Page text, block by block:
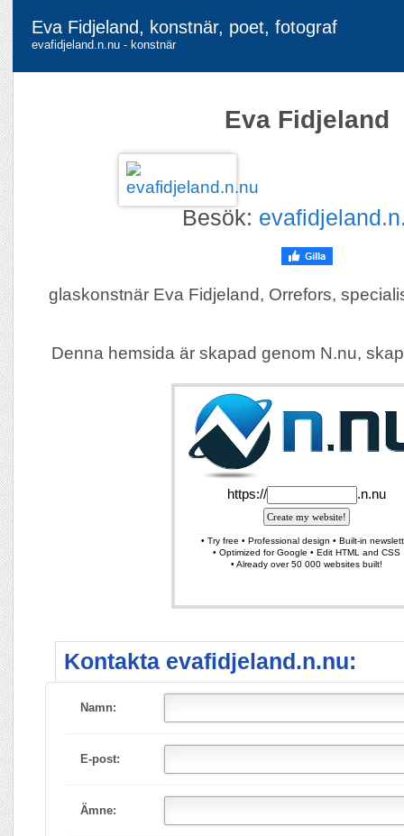
Eva Fidjeland, konstnär, poet, fotograf
evafidjeland.n.nu - konstnär
Eva Fidjeland
Besök:
glaskonstnär Eva Fidjeland, Orrefors,
Denna hemsida är skapad genom N.nu,
Kontakta evafidjeland.n.nu:
Namn:
E-post:
Ämne: